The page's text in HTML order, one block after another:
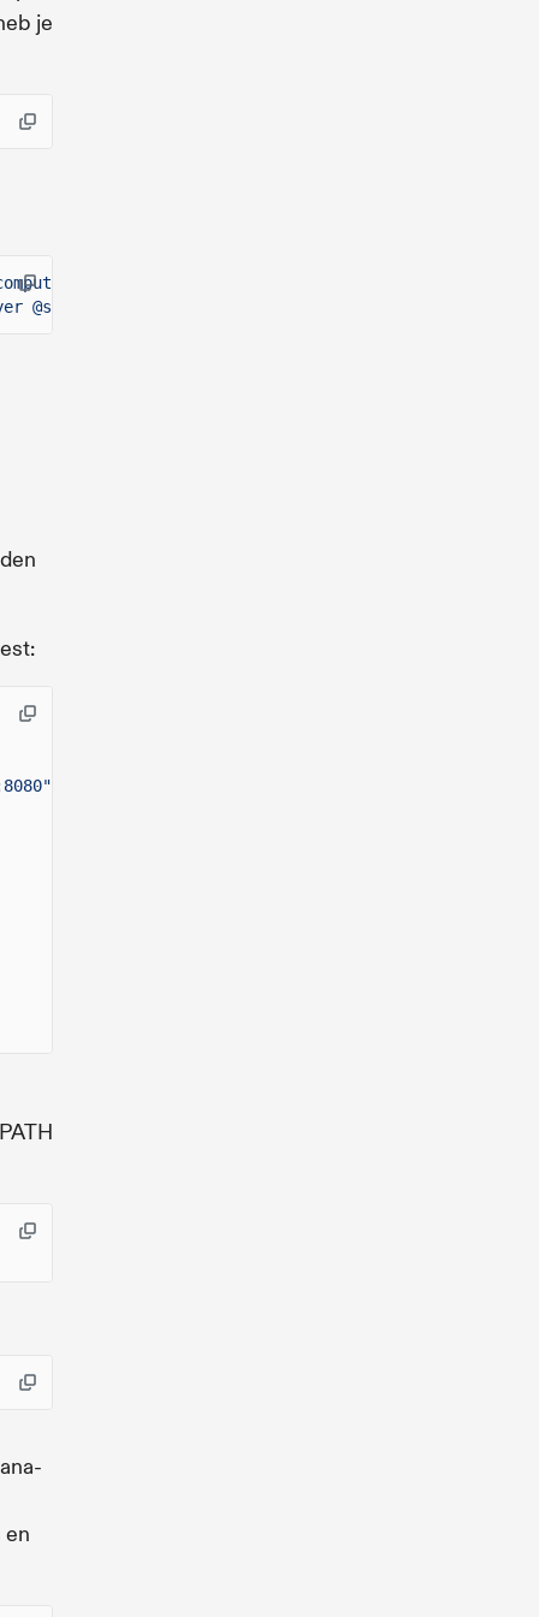
je
budget
@solana/kit-plugin-rpc
en